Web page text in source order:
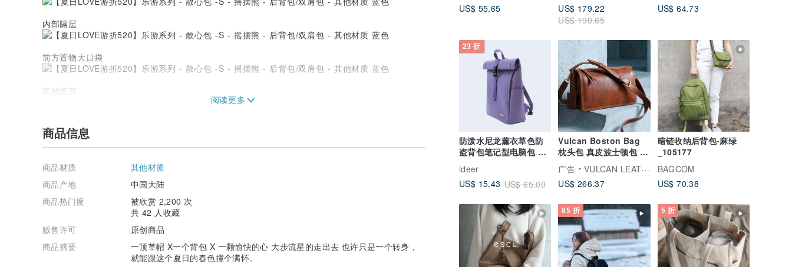
US$ 55.65
US$ 179.22
US$ 190.65
US$ 64.73
23 折
防泼水尼龙薰衣草色防
盗背包笔记型电脑包 后
背包
ideer
US$ 15.43 US$ 65.00
Vulcan Boston Bag
枕头包 真皮波士顿包 欧
洲自然摔纹植鞣牛皮
广告
VULCAN LEATHER 精品手工皮件
US$ 266.37
暗链收纳后背包-麻绿
_105177
BAGCOM
US$ 70.38
85 折 5 折
内部隔层
前方置物大口袋
其他细节
⭐ LOGO皮牌：经典聚焦，RITE = RIGHT 感谢你的认同，选择了我们的设计。
⭐ 前置物大口袋：女孩的护手、护唇、防晒小物 / 出门必备卫生纸 / 爱地球购物袋 ，通通有方便好
收纳
小叮咛：RITE包是以整块的花布下去制做，对花、裁片上均是独一无二的，无法指定图案位置与展
示照中相同，若有特殊需求者，请至RITE门市参观实品选购。
商品信息
商品材质
其他材质
商品产地
中国大陆
商品热门度
被欣赏 2,200 次
共 42 人收藏
贩售许可
原创商品
商品摘要
一顶草帽 X一个背包 X 一颗愉快的心 大步流星的走出去 也许只是一个转身，
就能跟这个夏日的春色撞个满怀。